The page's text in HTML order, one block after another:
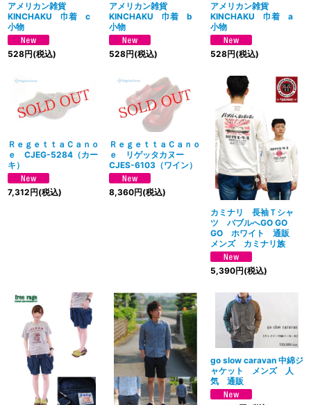
アメリカン雑貨
KINCHAKU 巾着 c
小物
528円(税込)
アメリカン雑貨
KINCHAKU 巾着 b
小物
528円(税込)
アメリカン雑貨
KINCHAKU 巾着 a
小物
528円(税込)
ＲｅｇｅｔｔａＣａｎｏ
ｅ CJEG-5284（カー
キ）
7,312円(税込)
ＲｅｇｅｔｔａＣａｎｏ
ｅ リゲッタカヌー
CJES-6103（ワイン）
8,360円(税込)
カミナリ 長袖Ｔシャ
ツ バブルへGO GO
GO ホワイト 通販
メンズ カミナリ族
5,390円(税込)
go slow caravan 中綿ジ
ャケット メンズ 人
気 通販